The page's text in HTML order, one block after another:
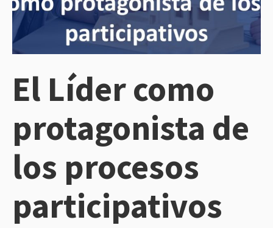
El Líder como
protagonista de
los procesos
participativos